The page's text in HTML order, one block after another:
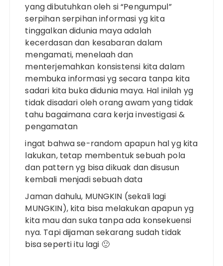
yang dibutuhkan oleh si “Pengumpul”
serpihan serpihan informasi yg kita
tinggalkan didunia maya adalah
kecerdasan dan kesabaran dalam
mengamati, menelaah dan
menterjemahkan konsistensi kita dalam
membuka informasi yg secara tanpa kita
sadari kita buka didunia maya. Hal inilah yg
tidak disadari oleh orang awam yang tidak
tahu bagaimana cara kerja investigasi &
pengamatan
ingat bahwa se-random apapun hal yg kita
lakukan, tetap membentuk sebuah pola
dan pattern yg bisa dikuak dan disusun
kembali menjadi sebuah data
Jaman dahulu, MUNGKIN (sekali lagi
MUNGKIN), kita bisa melakukan apapun yg
kita mau dan suka tanpa ada konsekuensi
nya. Tapi dijaman sekarang sudah tidak
bisa seperti itu lagi 🙂